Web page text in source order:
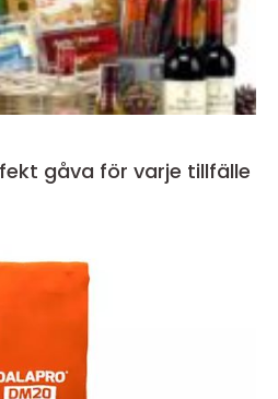
gåva för varje tillfälle